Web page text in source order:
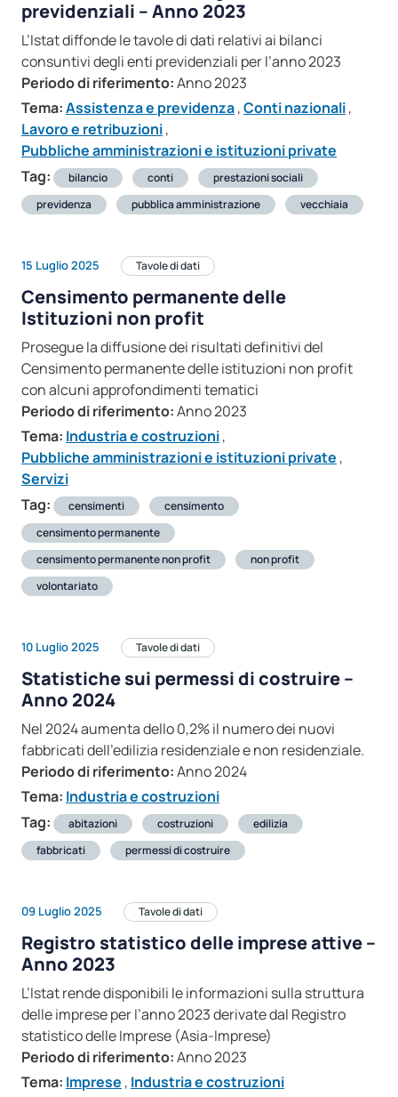
previdenziali – Anno 2023
L’Istat diffonde le tavole di dati relativi ai bilanci
consuntivi degli enti previdenziali per l’anno 2023
Periodo di riferimento:Anno 2023
Tema:Assistenza e previdenza,Conti nazionali,
Lavoro e retribuzioni,
Pubbliche amministrazioni e istituzioni private
Tag:
bilancio conti
prestazioni sociali
previdenza
pubblica amministrazione vecchiaia
15 Luglio 2025 Tavole di dati
Censimento permanente delle
Istituzioni non profit
Prosegue la diffusione dei risultati definitivi del
Censimento permanente delle istituzioni non profit
con alcuni approfondimenti tematici
Periodo di riferimento:Anno 2023
Tema: Industria e costruzioni,
Pubbliche amministrazioni e istituzioni private ,
Servizi
Tag:
censimenti
censimento
censimento permanente
censimento permanente non profit
non profit
volontariato
10 Luglio 2025 Tavole di dati
Statistiche sui permessi di costruire –
Anno 2024
Nel 2024 aumenta dello 0,2% il numero dei nuovi
fabbricati dell’edilizia residenziale e non residenziale.
Periodo di riferimento:Anno 2024
Tema: Industria e costruzioni
Tag:
abitazioni costruzioni
edilizia
fabbricati
permessi di costruire
09 Luglio 2025 Tavole di dati
Registro statistico delle imprese attive –
Anno 2023
L’Istat rende disponibili le informazioni sulla struttura
delle imprese per l’anno 2023 derivate dal Registro
statistico delle Imprese (Asia-Imprese)
Periodo di riferimento:Anno 2023
Tema: Imprese , Industria e costruzioni